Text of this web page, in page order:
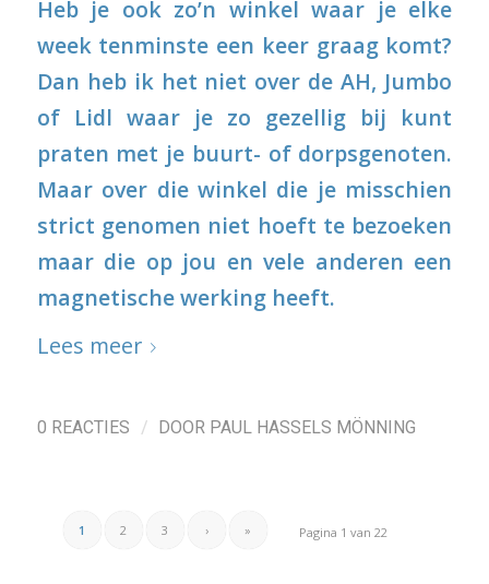
Heb je ook zo’n winkel waar je elke
week tenminste een keer graag komt?
Dan heb ik het niet over de AH, Jumbo
of Lidl waar je zo gezellig bij kunt
praten met je buurt- of dorpsgenoten.
Maar over die winkel die je misschien
strict genomen niet hoeft te bezoeken
maar die op jou en vele anderen een
magnetische werking heeft.
Lees meer
0 REACTIES / DOOR PAUL HASSELS MÖNNING
Pagina 1 van 22
1 2 3 › »